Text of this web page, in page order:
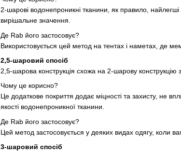
2-шарові водонепроникні тканини, як правило,
вирішальне значення.
Де Rab його застосовує?
Використовується цей метод на тентах і наметах, де
2,5-шаровий спосіб
2,5-шарова конструкція схожа на 2-шарову
Чому це корисно?
Це додаткове покриття додає міцності та захисту, не
якості водонепроникної тканини.
Де Rab його застосовує?
Цей метод застосовується у деяких видах одягу, коли
3-шаровий спосіб